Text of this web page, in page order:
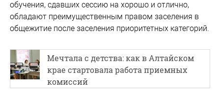
обучения, сдавших сессию на хорошо и отлично,
обладают преимущественным правом заселения в
общежитие после заселения приоритетных категорий.
Мечтала с детства: как в Алтайском
крае стартовала работа приемных
комиссий